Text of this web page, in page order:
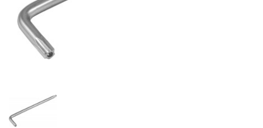
О нас
Новости
Гарантия и сервис
Доставка и оплата